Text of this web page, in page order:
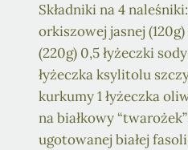
Składniki na 4
orkiszowej jasnej
(220g) 0,5 łyżeczki
łyżeczka ksylitolu
kurkumy 1 łyżeczka
na białkowy
ugotowanej białej